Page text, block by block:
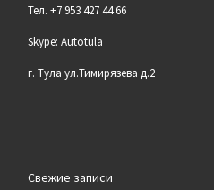
Тел. +7 953 427 44 66
Skype: Autotula
г. Тула ул.Тимирязева д.2
Свежие записи